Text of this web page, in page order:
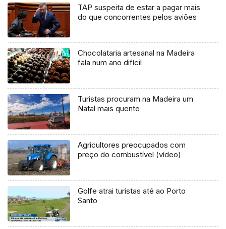
TAP suspeita de estar a pagar mais
do que concorrentes pelos aviões
Chocolataria artesanal na Madeira
fala num ano difícil
Turistas procuram na Madeira um
Natal mais quente
Agricultores preocupados com
preço do combustível (vídeo)
Golfe atrai turistas até ao Porto
Santo